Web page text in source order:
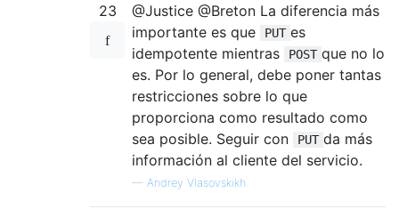
23
@Justice @Breton La diferencia más
importante es que
PUT es
idempotente mientras
POST que no lo
es. Por lo general, debe poner tantas
restricciones sobre lo que
proporciona como resultado como
sea posible. Seguir con
PUT da más
información al cliente del servicio.
— Andrey Vlasovskikh